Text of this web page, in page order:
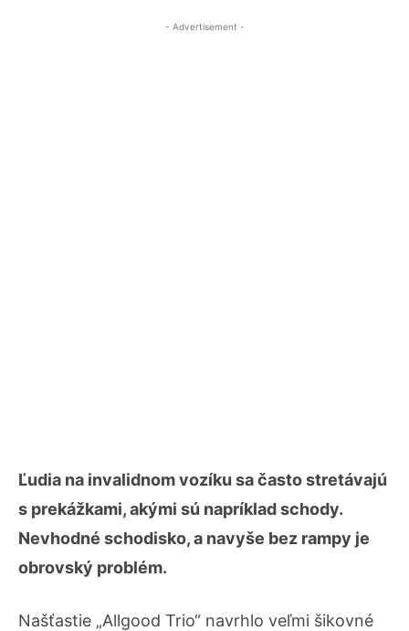
- Advertisement -
Ľudia na invalidnom vozíku sa často stretávajú
s prekážkami, akými sú napríklad schody.
Nevhodné schodisko, a navyše bez rampy je
obrovský problém.
Našťastie „Allgood Trio“ navrhlo veľmi šikovné